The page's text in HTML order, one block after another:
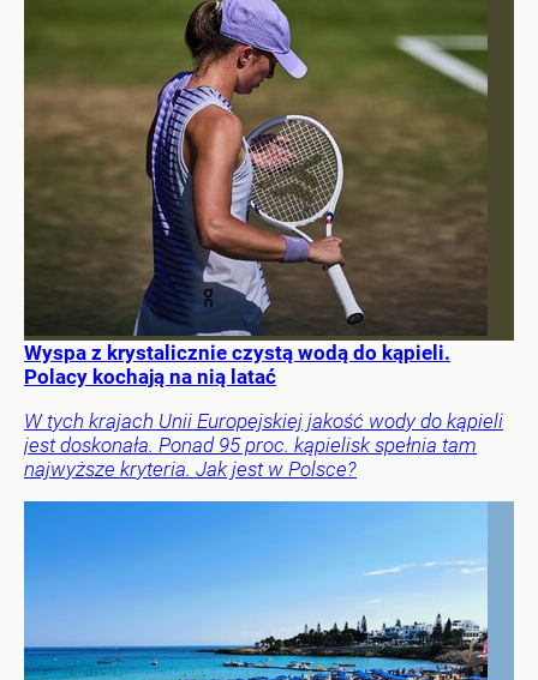
Wyspa z krystalicznie czystą wodą do kąpieli.
Polacy kochają na nią latać
W tych krajach Unii Europejskiej jakość wody do kąpieli
jest doskonała. Ponad 95 proc. kąpielisk spełnia tam
najwyższe kryteria. Jak jest w Polsce?